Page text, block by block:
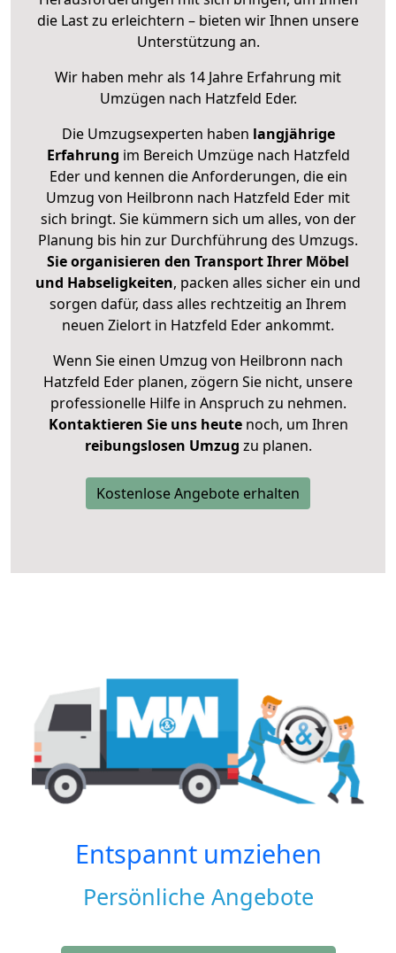
die Last zu erleichtern – bieten wir Ihnen unsere
Unterstützung an.
Wir haben mehr als 14 Jahre Erfahrung mit
Umzügen nach Hatzfeld Eder.
Die Umzugsexperten haben langjährige
Erfahrung im Bereich Umzüge nach Hatzfeld
Eder und kennen die Anforderungen, die ein
Umzug von Heilbronn nach Hatzfeld Eder mit
sich bringt. Sie kümmern sich um alles, von der
Planung bis hin zur Durchführung des Umzugs.
Sie organisieren den Transport Ihrer Möbel
und Habseligkeiten, packen alles sicher ein und
sorgen dafür, dass alles rechtzeitig an Ihrem
neuen Zielort in Hatzfeld Eder ankommt.
Wenn Sie einen Umzug von Heilbronn nach
Hatzfeld Eder planen, zögern Sie nicht, unsere
professionelle Hilfe in Anspruch zu nehmen.
Kontaktieren Sie uns heutenoch, um Ihren
reibungslosen Umzug zu planen.
Kostenlose Angebote erhalten
Entspannt umziehen
Persönliche Angebote